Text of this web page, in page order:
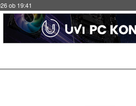
ob 19:41